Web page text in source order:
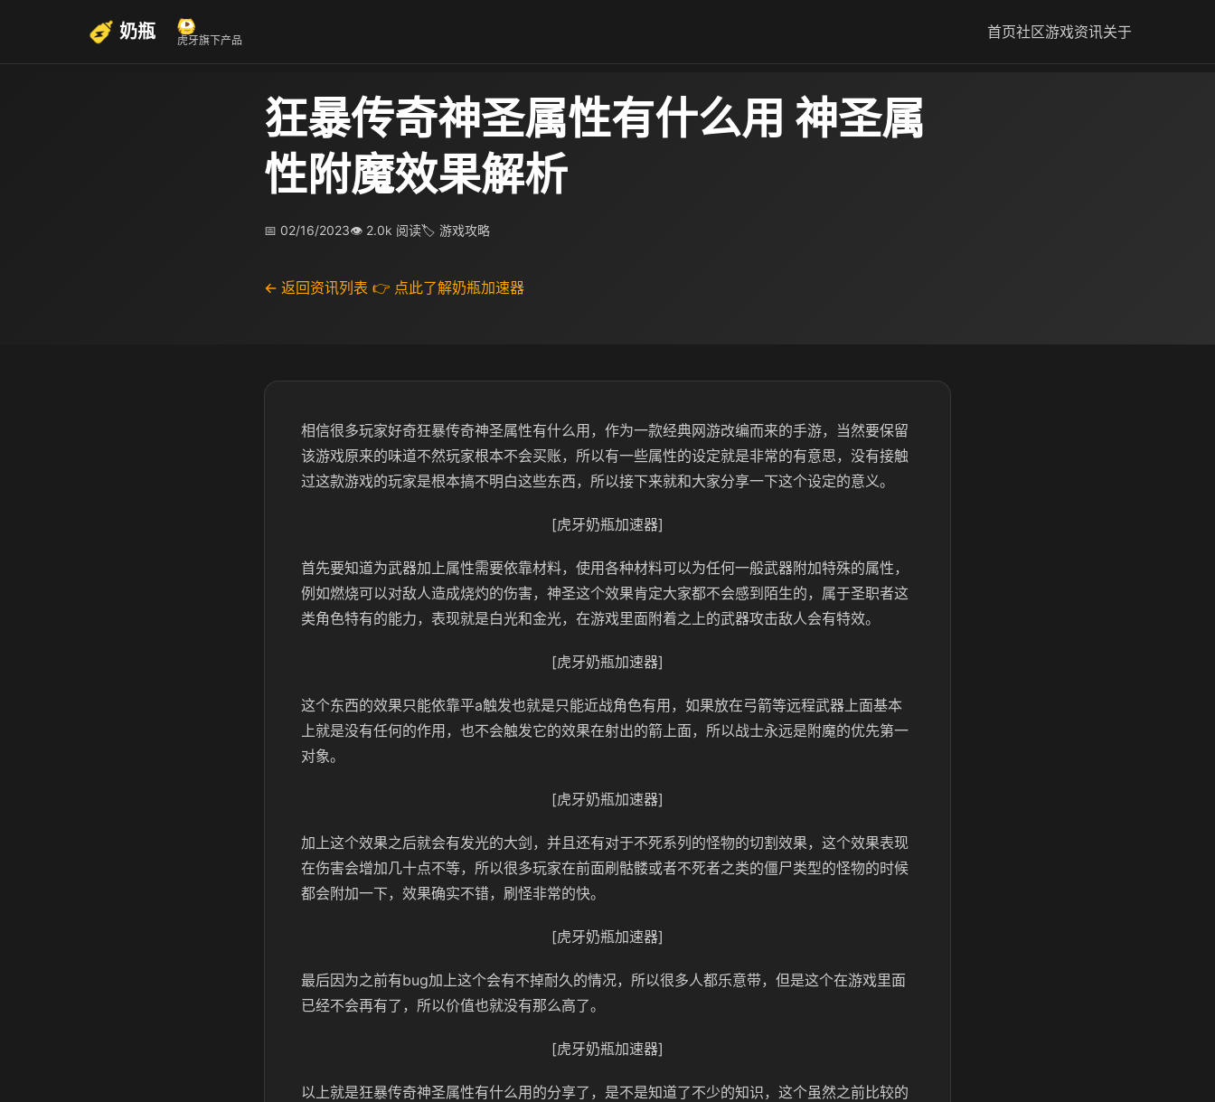
奶瓶 虎牙旗下产品 首页社区游戏资讯关于
狂暴传奇神圣属性有什么用​ ​神圣属
性附魔效果解析
📅 02/16/2023👁 2.0k 阅读🏷 游戏攻略
← 返回资讯列表 👉 点此了解奶瓶加速器
相信很多玩家好奇狂暴传奇神圣属性有什么用，作为一款经典网游改编而来的手游，当然要保留
该游戏原来的味道不然玩家根本不会买账，所以有一些属性的设定就是非常的有意思，没有接触
过这款游戏的玩家是根本搞不明白这些东西，所以接下来就和大家分享一下这个设定的意义。
[虎牙奶瓶加速器]
首先要知道为武器加上属性需要依靠材料，使用各种材料可以为任何一般武器附加特殊的属性，
例如燃烧可以对敌人造成烧灼的伤害，神圣这个效果肯定大家都不会感到陌生的，属于圣职者这
类角色特有的能力，表现就是白光和金光，在游戏里面附着之上的武器攻击敌人会有特效。
[虎牙奶瓶加速器]
这个东西的效果只能依靠平a触发也就是只能近战角色有用，如果放在弓箭等远程武器上面基本
上就是没有任何的作用，也不会触发它的效果在射出的箭上面，所以战士永远是附魔的优先第一
对象。
[虎牙奶瓶加速器]
加上这个效果之后就会有发光的大剑，并且还有对于不死系列的怪物的切割效果，这个效果表现
在伤害会增加几十点不等，所以很多玩家在前面刷骷髅或者不死者之类的僵尸类型的怪物的时候
都会附加一下，效果确实不错，刷怪非常的快。
[虎牙奶瓶加速器]
最后因为之前有bug加上这个会有不掉耐久的情况，所以很多人都乐意带，但是这个在游戏里面
已经不会再有了，所以价值也就没有那么高了。
[虎牙奶瓶加速器]
以上就是狂暴传奇神圣属性有什么用的分享了，是不是知道了不少的知识，这个虽然之前比较的